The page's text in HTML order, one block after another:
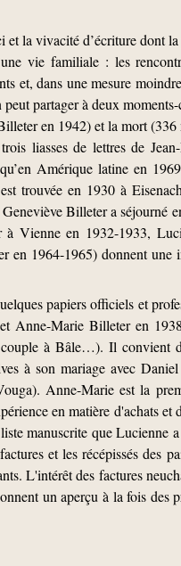
et la vivacité d’écriture dont
vie familiale : les
et, dans une mesure
partager à deux
en 1942) et la mort (336
liasses de lettres de
Amérique latine en
trouvée en 1930 à
Billeter a séjourné
Vienne en 1932-1933,
1964-1965) donnent une
papiers officiels et
Anne-Marie Billeter en
couple à Bâle…). Il convient
à son mariage avec
Anne-Marie est la
en matière d'achats
manuscrite que Lucienne
et les récépissés des
L'intérêt des factures
un aperçu à la fois des